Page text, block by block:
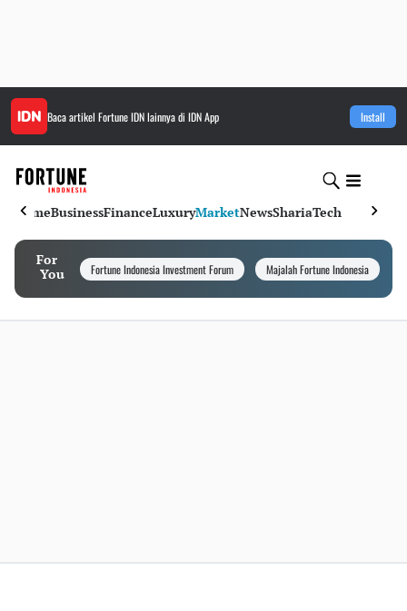
Baca artikel Fortune IDNlainnya di IDN App Install
HomeBusinessFinanceLuxuryMarketNewsShariaTech
For
You
Fortune Indonesia Investment Forum Majalah Fortune Indonesia